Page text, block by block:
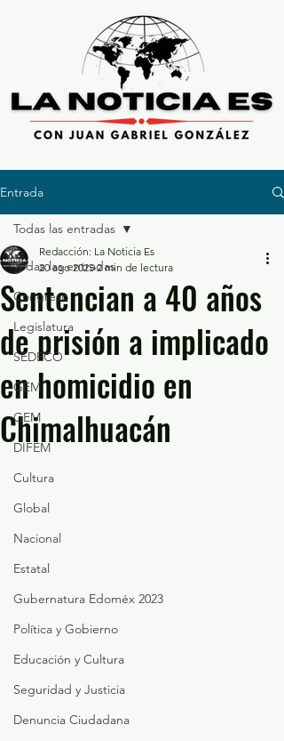
Entrada
Todas las entradas
Congreso
Legislatura
SEDECO
GEM
GEM
DIFEM
Cultura
Global
Nacional
Estatal
Gubernatura Edoméx 2023
Política y Gobierno
Educación y Cultura
Seguridad y Justicia
Denuncia Ciudadana
Todas las entradas
Sentencian a 40 años
de prisión a implicado
en homicidio en
Chimalhuacán
Redacción: La Noticia Es
20 ago 2025 2 min de lectura